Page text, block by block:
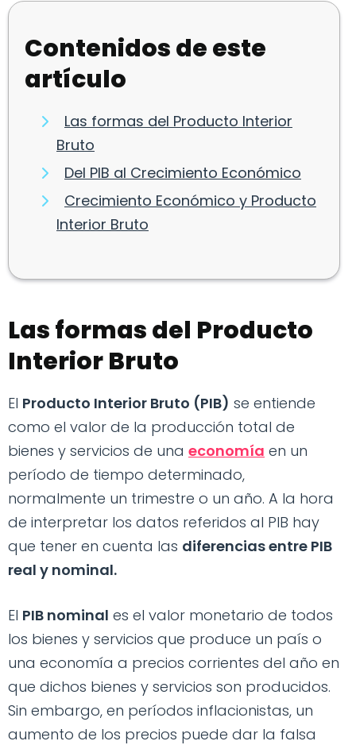
Contenidos de este
artículo
Las formas del Producto Interior
Bruto
Del PIB al Crecimiento Económico
Crecimiento Económico y Producto
Interior Bruto
Las formas del Producto
Interior Bruto
El Producto Interior Bruto (PIB) se entiende
como el valor de la producción total de
bienes y servicios de una economía en un
período de tiempo determinado,
normalmente un trimestre o un año. A la hora
de interpretar los datos referidos al PIB hay
que tener en cuenta las diferencias entre PIB
real y nominal.
El PIB nominal es el valor monetario de todos
los bienes y servicios que produce un país o
una economía a precios corrientes del año en
que dichos bienes y servicios son producidos.
Sin embargo, en períodos inflacionistas, un
aumento de los precios puede dar la falsa